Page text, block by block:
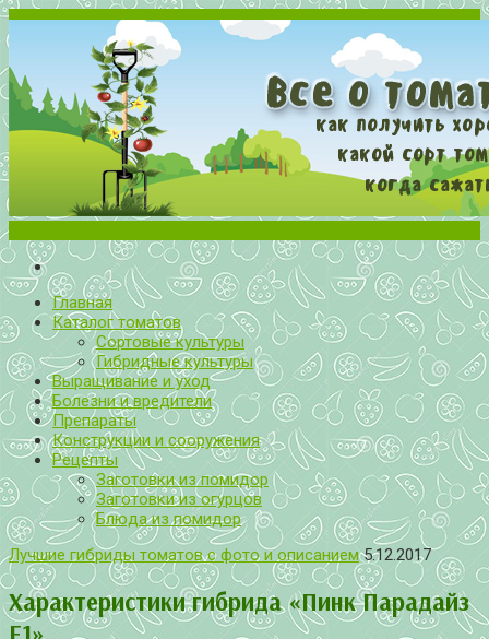
Все о томатах. Выращивание томатов. Сорта и рассада.
Выращивание и уход за томатами
Главная
Каталог томатов
Сортовые культуры
Гибридные культуры
Выращивание и уход
Болезни и вредители
Препараты
Конструкции и сооружения
Рецепты
Заготовки из помидор
Заготовки из огурцов
Блюда из помидор
Лучшие гибриды томатов с фото и описанием 5.12.2017
Характеристики гибрида «Пинк Парадайз
F1»